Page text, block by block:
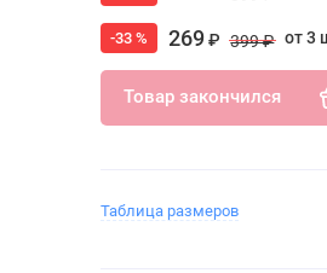
-33 % 269₽ 399 ₽ от 3
Товар закончился
Таблица размеров